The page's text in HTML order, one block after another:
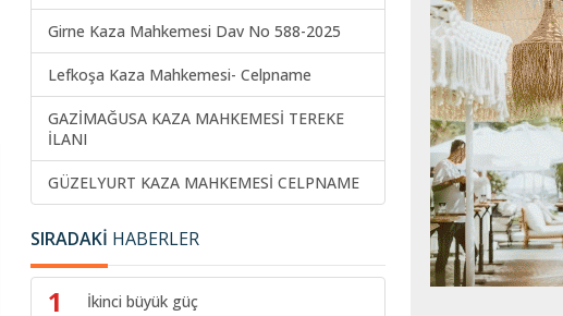
Girne Kaza Mahkemesi Dav No 588-2025
Lefkoşa Kaza Mahkemesi- Celpname
GAZİMAĞUSA KAZA MAHKEMESİ TEREKE
İLANI
GÜZELYURT KAZA MAHKEMESİ CELPNAME
SIRADAKİ HABERLER
1 İkinci büyük güç